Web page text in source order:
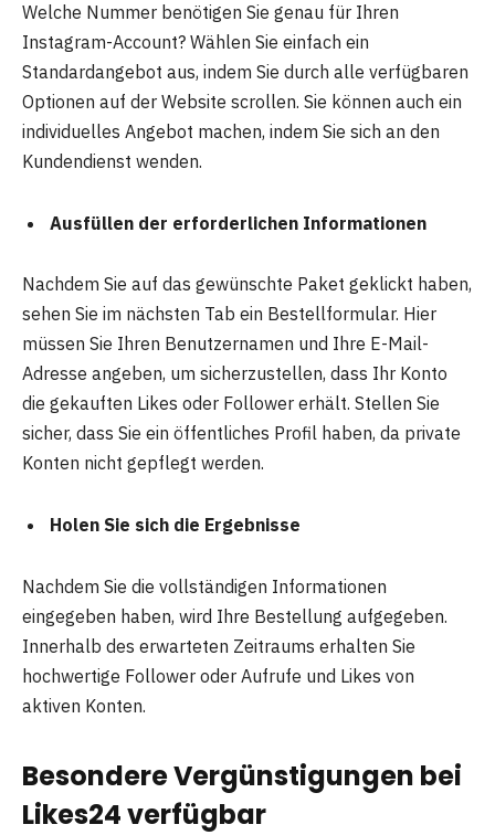
Welche Nummer benötigen Sie genau für Ihren
Instagram-Account? Wählen Sie einfach ein
Standardangebot aus, indem Sie durch alle verfügbaren
Optionen auf der Website scrollen. Sie können auch ein
individuelles Angebot machen, indem Sie sich an den
Kundendienst wenden.
Ausfüllen der erforderlichen Informationen
Nachdem Sie auf das gewünschte Paket geklickt haben,
sehen Sie im nächsten Tab ein Bestellformular. Hier
müssen Sie Ihren Benutzernamen und Ihre E-Mail-
Adresse angeben, um sicherzustellen, dass Ihr Konto
die gekauften Likes oder Follower erhält. Stellen Sie
sicher, dass Sie ein öffentliches Profil haben, da private
Konten nicht gepflegt werden.
Holen Sie sich die Ergebnisse
Nachdem Sie die vollständigen Informationen
eingegeben haben, wird Ihre Bestellung aufgegeben.
Innerhalb des erwarteten Zeitraums erhalten Sie
hochwertige Follower oder Aufrufe und Likes von
aktiven Konten.
Besondere Vergünstigungen bei
Likes24 verfügbar